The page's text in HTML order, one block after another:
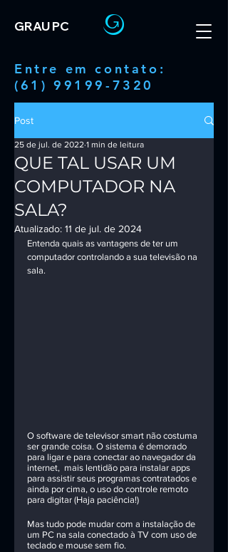
GRAU PC
Entre em contato:
(61) 99199-7320
Post
QUE TAL USAR UM
COMPUTADOR NA
SALA?
25 de jul. de 2022 1 min de leitura
Atualizado: 11 de jul. de 2024
Entenda quais as vantagens de ter um
computador controlando a sua televisão na
sala.
O software de televisor smart não costuma
ser grande coisa. O sistema é demorado
para ligar e para conectar ao navegador da
internet,  mais lentidão para instalar apps
para assistir seus programas contratados e
ainda por cima, o uso do controle remoto
para digitar (Haja paciência!)
Mas tudo pode mudar com a instalação de
um PC na sala conectado à TV com uso de
teclado e mouse sem fio.